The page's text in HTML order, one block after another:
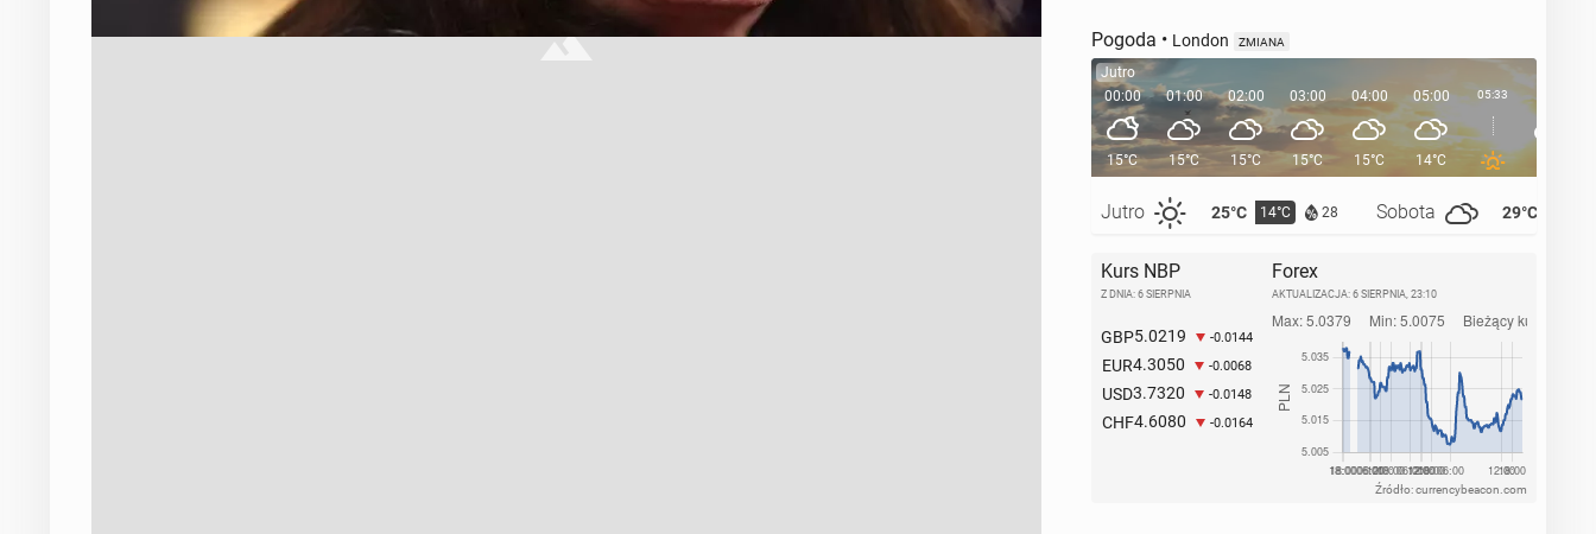
Pogoda • London ZMIANA
Jutro
00:00
15°C
Jutro 25°C 14°C 28 Sobota 29°C
01:00
15°C
02:00
15°C
03:00
15°C
04:00
15°C
05:00
14°C
05:33 06:00
Kurs NBP
Z DNIA: 6 SIERPNIA
GBP5.0219 -0.0144
EUR4.3050 -0.0068
USD3.7320 -0.0148
CHF4.6080 -0.0164
Forex
AKTUALIZACJA: 6 SIERPNIA, 23:10
Źródło: currencybeacon.com